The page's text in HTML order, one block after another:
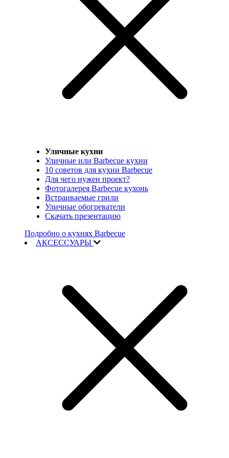
Уличные кухни
Уличные или Barbecue кухни
10 советов для кухни Barbecue
Для чего нужен проект?
Фотогалерея Barbecue кухонь
Встраиваемые грили
Уличные обогреватели
Скачать презентацию
Подробно о кухнях Barbecue
АКСЕССУАРЫ